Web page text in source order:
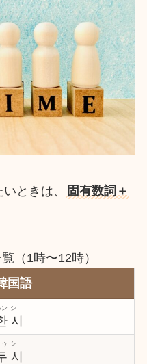
ときは、
固有数詞＋
（1時〜12時）
国語
시
ン シ
시
ゥ シ